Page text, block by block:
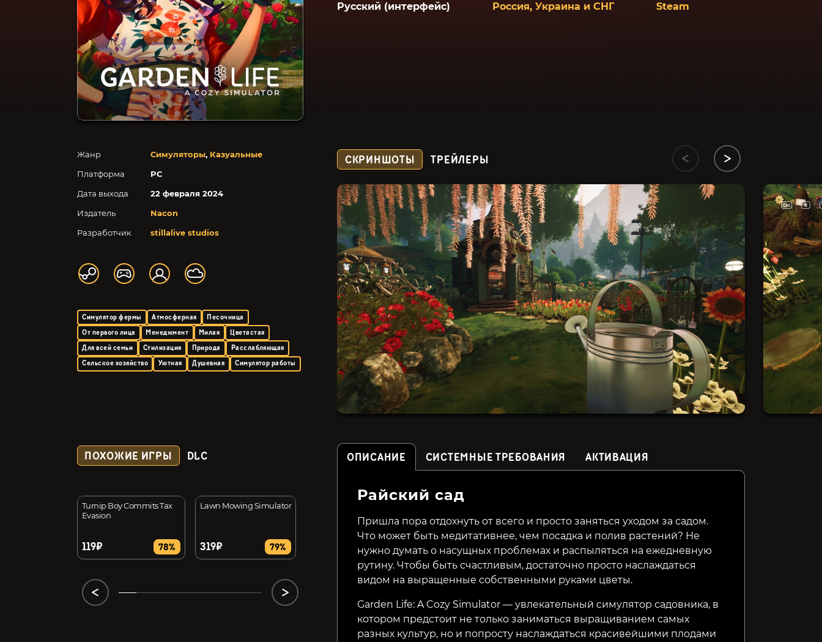
Русский (интерфейс) Россия, Украина и СНГ Steam
Жанр Симуляторы, Казуальные
Платформа
PC
Дата выхода
22 февраля 2024
Издатель
Nacon
Разработчик
stillalive studios
Симулятор фермы Атмосферная
Песочница
От первого лица
Менеджмент Милая
Цветастая
Для всей семьи
Стилизация Природа
Расслабляющая
Сельское хозяйство
Уютная Душевная Симулятор работы
СКРИНШОТЫ ТРЕЙЛЕРЫ
ПОХОЖИЕ ИГРЫ DLC
Turnip Boy Commits Tax
Evasion
119₽ 78%
Lawn Mowing Simulator
319₽ 79% 46% 699₽ 65% 1099₽ 42% 799₽
ОПИСАНИЕ СИСТЕМНЫЕ ТРЕБОВАНИЯ АКТИВАЦИЯ
Райский сад
Пришла пора отдохнуть от всего и просто заняться уходом за садом.
Что может быть медитативнее, чем посадка и полив растений? Не
нужно думать о насущных проблемах и распыляться на ежедневную
рутину. Чтобы быть счастливым, достаточно просто наслаждаться
видом на выращенные собственными руками цветы.
Garden Life: A Cozy Simulator — увлекательный симулятор садовника, в
котором предстоит не только заниматься выращиванием самых
разных культур, но и попросту наслаждаться красивейшими плодами